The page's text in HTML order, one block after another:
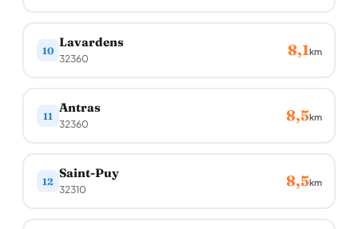
10
Lavardens
32360 8,1km
11
Antras
32360 8,5km
12
Saint-Puy
32310 8,5km